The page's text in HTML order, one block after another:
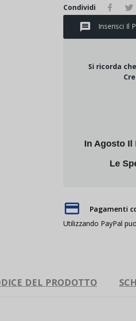
Condividi
message Inserisci Il
Si ricorda
In Agosto Il
Le
Pagamenti
Utilizzando PayPal
DEL PRODOTTO